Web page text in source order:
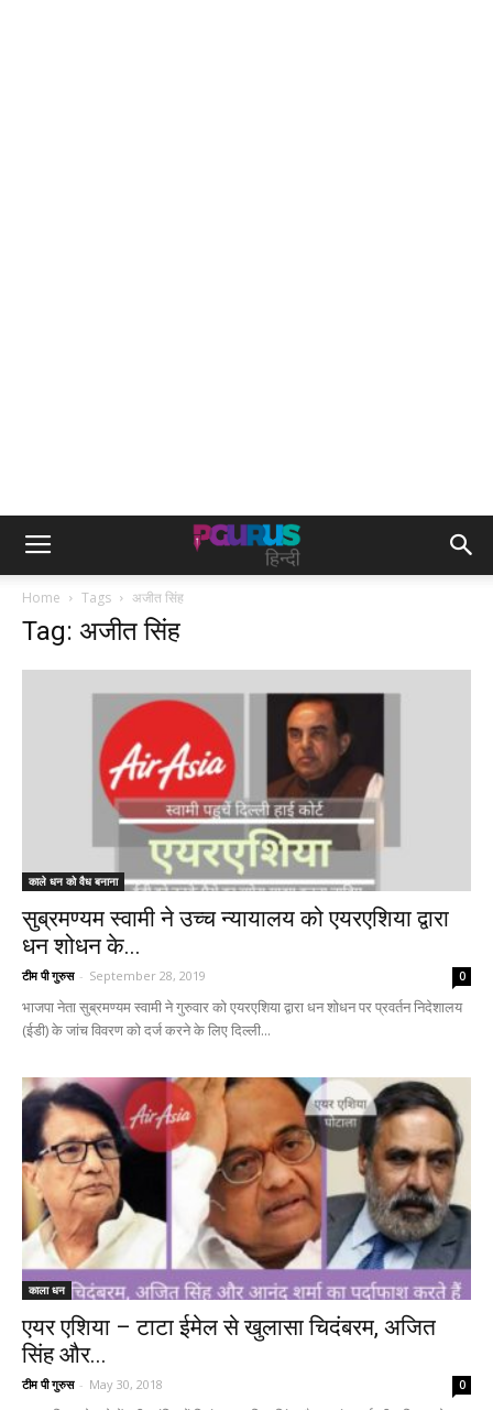
Home Tags अजीत सिंह
Tag: अजीत सिंह
काले धन को वैध बनाना
सुब्रमण्यम स्वामी ने उच्च न्यायालय को एयरएशिया द्वारा
धन शोधन के...
टीम पी गुरुस - September 28, 2019 0
भाजपा नेता सुब्रमण्यम स्वामी ने गुरुवार को एयरएशिया द्वारा धन शोधन पर प्रवर्तन निदेशालय
(ईडी) के जांच विवरण को दर्ज करने के लिए दिल्ली...
काला धन
एयर एशिया – टाटा ईमेल से खुलासा चिदंबरम, अजित
सिंह और...
टीम पी गुरुस - May 30, 2018 0